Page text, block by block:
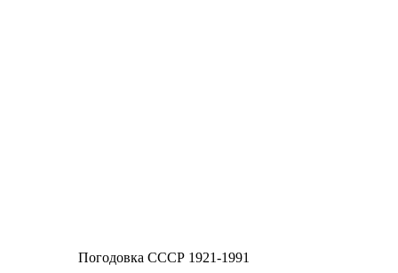
Погодовка СССР 1921-1991